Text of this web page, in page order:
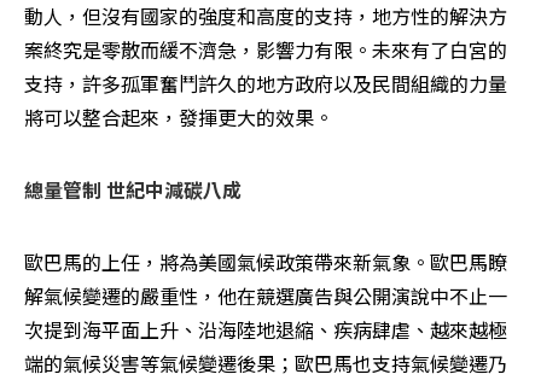
動人，但沒有國家的強度和高度的支持，地方性的解決方
案終究是零散而緩不濟急，影響力有限。未來有了白宮的
支持，許多孤軍奮鬥許久的地方政府以及民間組織的力量
將可以整合起來，發揮更大的效果。
總量管制 世紀中減碳八成
歐巴馬的上任，將為美國氣候政策帶來新氣象。歐巴馬瞭
解氣候變遷的嚴重性，他在競選廣告與公開演說中不止一
次提到海平面上升、沿海陸地退縮、疾病肆虐、越來越極
端的氣候災害等氣候變遷後果；歐巴馬也支持氣候變遷乃